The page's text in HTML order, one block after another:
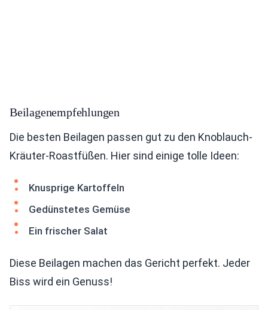
Beilagenempfehlungen
Die besten Beilagen passen gut zu den Knoblauch-
Kräuter-Roastfüßen. Hier sind einige tolle Ideen:
Knusprige Kartoffeln
Gedünstetes Gemüse
Ein frischer Salat
Diese Beilagen machen das Gericht perfekt. Jeder
Biss wird ein Genuss!